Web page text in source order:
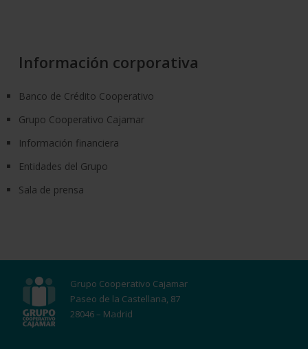
Información corporativa
Banco de Crédito Cooperativo
Grupo Cooperativo Cajamar
Información financiera
Entidades del Grupo
Sala de prensa
Grupo Cooperativo Cajamar
Paseo de la Castellana, 87
28046 – Madrid